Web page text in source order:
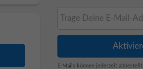
E-Mails können jederzeit abbestellt